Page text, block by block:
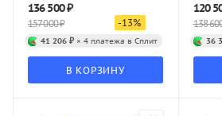
136 500₽
157 000₽ -13%
41 206 ₽ × 4 платежа в Сплит
В КОРЗИНУ
120
138
36